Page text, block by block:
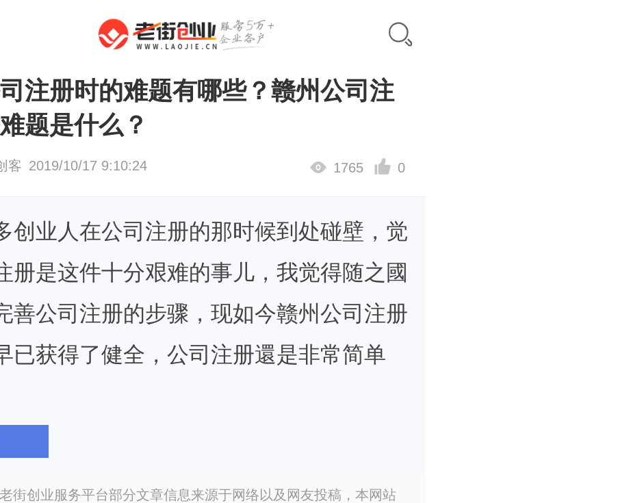
注册 公司注册
注册时的难题有哪些？赣州公司注
题是什么？
客 2019/10/17 9:10:24 1765 0
创业人在公司注册的那时候到处碰壁，觉
册是这件十分艰难的事儿，我觉得随之國
善公司注册的步骤，现如今赣州公司注册
已获得了健全，公司注册還是非常简单
老街创业服务平台部分文章信息来源于网络以及网友投稿，本网站